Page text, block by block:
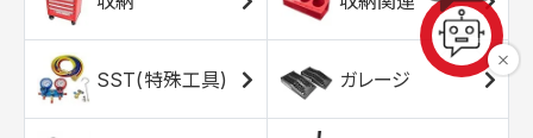
SST(特殊工具) ガレージ